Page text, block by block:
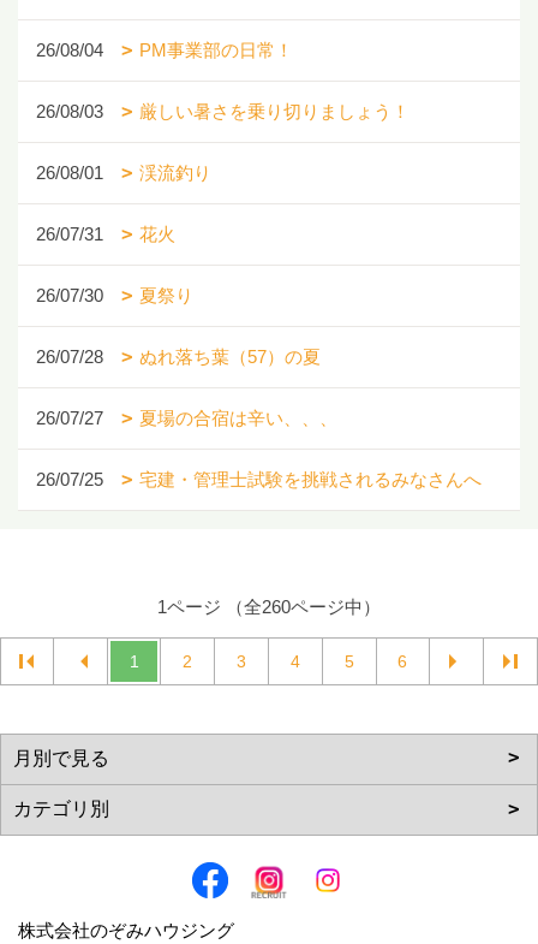
26/08/04 PM事業部の日常！
26/08/03 厳しい暑さを乗り切りましょう！
26/08/01 渓流釣り
26/07/31 花火
26/07/30 夏祭り
26/07/28 ぬれ落ち葉（57）の夏
26/07/27 夏場の合宿は辛い、、、
26/07/25 宅建・管理士試験を挑戦されるみなさんへ
1ページ （全260ページ中）
1 2 3 4 5 6
株式会社のぞみハウジング